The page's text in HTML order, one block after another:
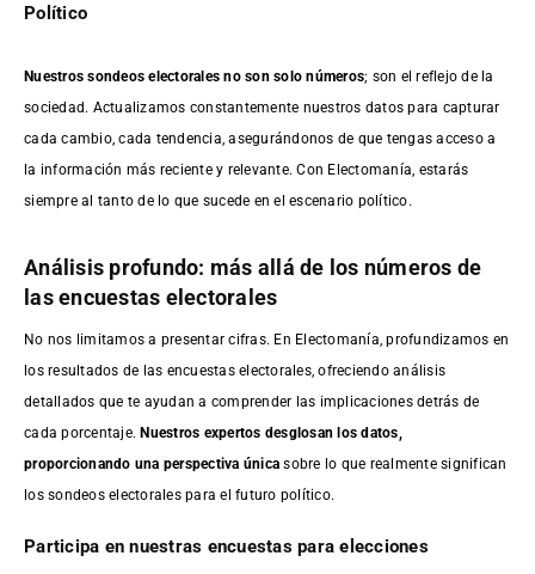
Político
Nuestros sondeos electorales no son solo números; son el reflejo de la
sociedad. Actualizamos constantemente nuestros datos para capturar
cada cambio, cada tendencia, asegurándonos de que tengas acceso a
la información más reciente y relevante. Con Electomanía, estarás
siempre al tanto de lo que sucede en el escenario político.
Análisis profundo: más allá de los números de
las encuestas electorales
No nos limitamos a presentar cifras. En Electomanía, profundizamos en
los resultados de las encuestas electorales, ofreciendo análisis
detallados que te ayudan a comprender las implicaciones detrás de
cada porcentaje.Nuestros expertos desglosan los datos,
proporcionando una perspectiva única sobre lo que realmente significan
los sondeos electorales para el futuro político.
Participa en nuestras encuestas para elecciones